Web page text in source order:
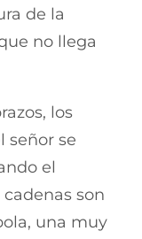
de la
no llega
los
señor se
el
son
una muy